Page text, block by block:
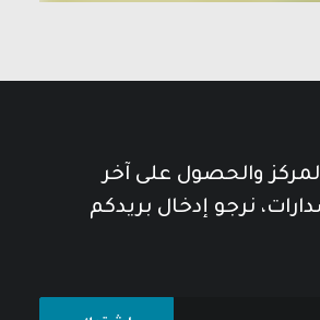
والحصول على آخر
نرجو إدخال بريدكم